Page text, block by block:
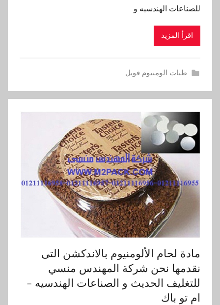
للصناعات الهندسيه و
اقرأ المزيد
طبات الومنيوم فويل
مادة لحام الألومنيوم بالاندكشن التى
نقدمها نحن شركة المهندس منسي
للتغليف الحديث و الصناعات الهندسيه –
ام تو باك